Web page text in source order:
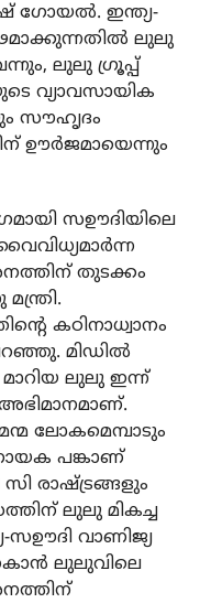
ഗോയല്‍. ഇന്ത്യ-
ലുലു
ലുലു ഗ്രൂപ്പ്
വ്യാവസായിക
സൗഹൃദം
ഊര്‍ജമായെന്നും
സഊദിയിലെ
തുടക്കം
കഠിനാധ്വാനം
മിഡില്‍
മാറിയ ലുലു ഇന്ന്
ലോകമെമ്പാടും
പങ്കാണ്
രാഷ്ട്രങ്ങളും
ലുലു മികച്ച
വാണിജ്യ
ലുലുവിലെ